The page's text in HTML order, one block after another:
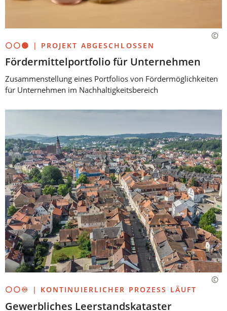
⚪⚪🟢 | PROJEKT ABGESCHLOSSEN
Fördermittelportfolio für Unternehmen
Zusammenstellung eines Portfolios von Fördermöglichkeiten
für Unternehmen im Nachhaltigkeitsbereich
⚪⚪♾️ | KONTINUIERLICHER PROZESS LÄUFT
Gewerbliches Leerstandskataster